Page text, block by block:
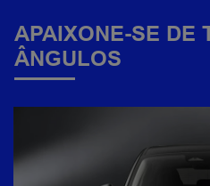
APAIXONE-SE DE
ÂNGULOS